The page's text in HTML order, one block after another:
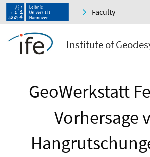
Faculty
Institute of
GeoWerkstatt
Vorhersage